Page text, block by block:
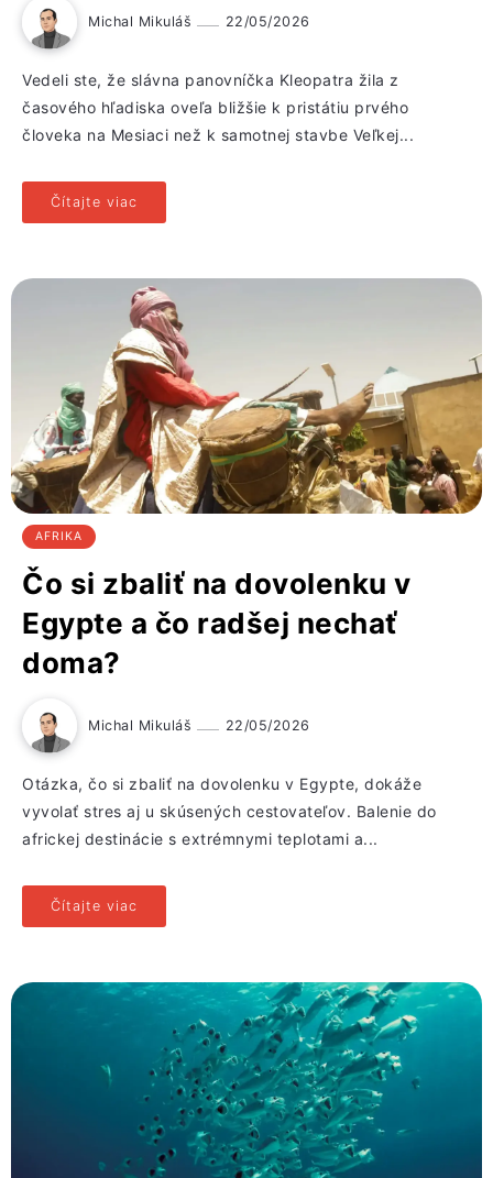
Michal Mikuláš 22/05/2026
Vedeli ste, že slávna panovníčka Kleopatra žila z
časového hľadiska oveľa bližšie k pristátiu prvého
človeka na Mesiaci než k samotnej stavbe Veľkej...
Čítajte viac
AFRIKA
Čo si zbaliť na dovolenku v
Egypte a čo radšej nechať
doma?
Michal Mikuláš 22/05/2026
Otázka, čo si zbaliť na dovolenku v Egypte, dokáže
vyvolať stres aj u skúsených cestovateľov. Balenie do
africkej destinácie s extrémnymi teplotami a...
Čítajte viac